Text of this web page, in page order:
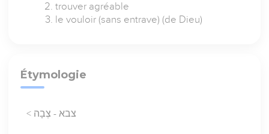
trouver agréable
le vouloir (sans entrave) (de Dieu)
Étymologie
< צבא - צְבָה